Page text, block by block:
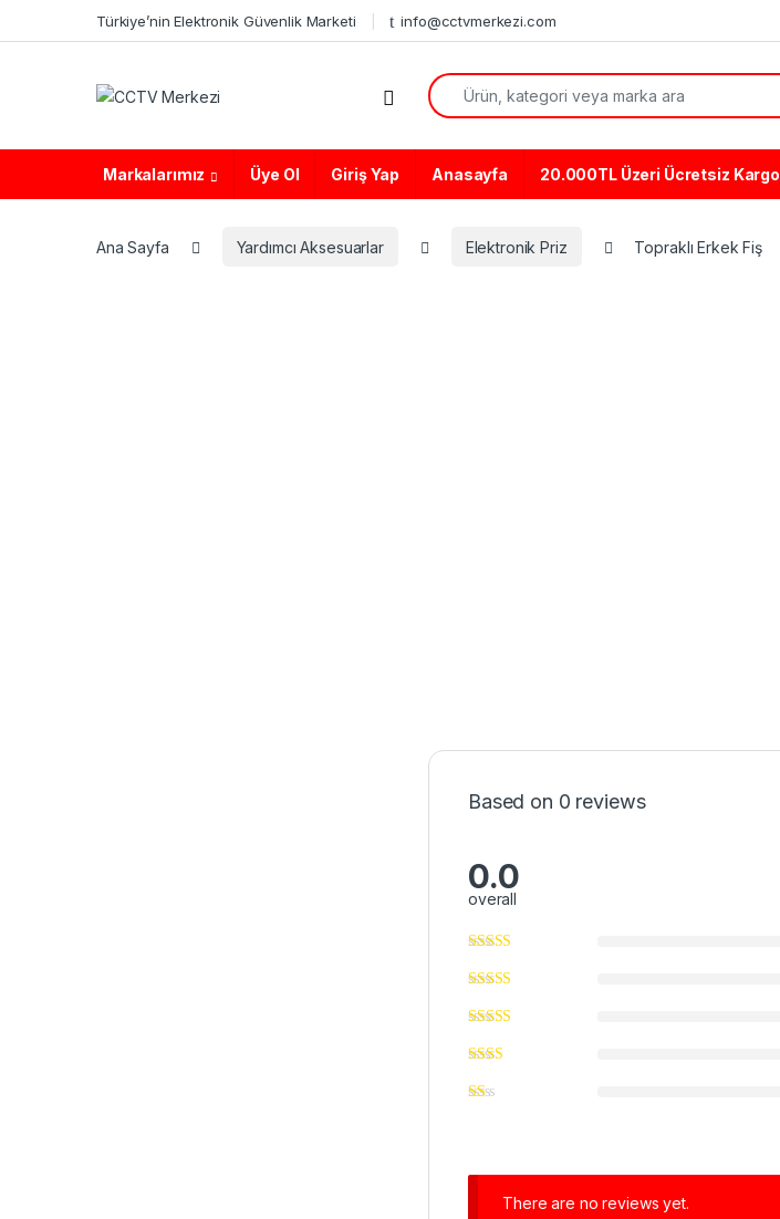
Türkiye’nin Elektronik Güvenlik Marketi info@cctvmerkezi.com
Search for:
Markalarımız Üye Ol Giriş Yap Anasayfa 20.000TL Üzeri Ücretsiz Kargo
Ana Sayfa Yardımcı Aksesuarlar Elektronik Priz Topraklı Erkek Fiş
Based on 0 reviews
0.0
overall
There are no reviews yet.